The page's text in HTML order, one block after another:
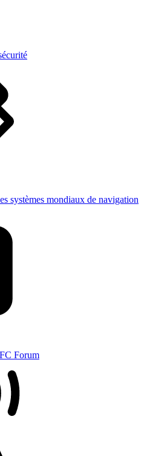
systèmes mondiaux de navigation
Forum